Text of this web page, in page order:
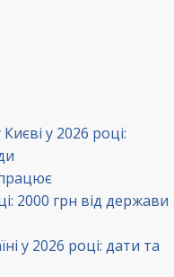
у 2026 році:
2000 грн від держави
у 2026 році: дати та